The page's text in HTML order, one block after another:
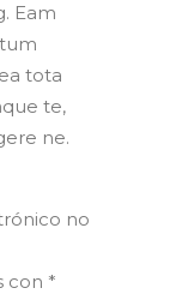
Eam
tota
te,
ne.
no
con *